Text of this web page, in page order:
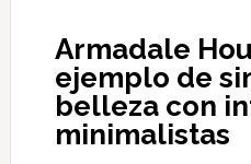
Armadale
ejemplo de
belleza con
minimalistas